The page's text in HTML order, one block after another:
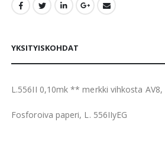
YKSITYISKOHDAT
L.556II 0,10mk ** merkki vihkosta AV8,
Fosforoiva paperi, L. 556IIyEG